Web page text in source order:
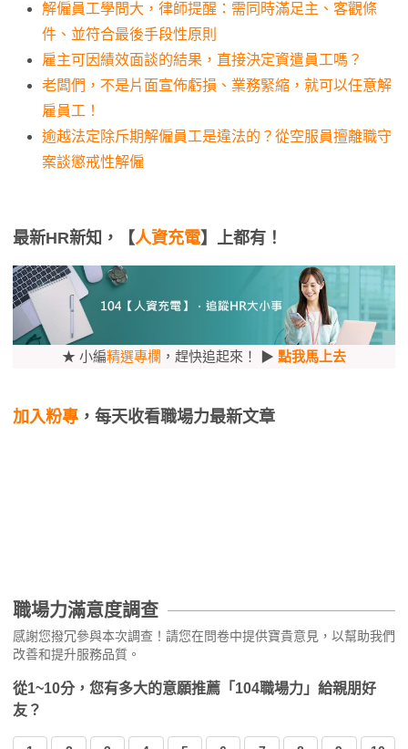
解僱員工學問大，律師提醒：需同時滿足主、客觀條
件、並符合最後手段性原則
雇主可因績效面談的結果，直接決定資遣員工嗎？
老闆們，不是片面宣佈虧損、業務緊縮，就可以任意解
雇員工！
逾越法定除斥期解僱員工是違法的？從空服員擅離職守
案談懲戒性解僱
最新HR新知，【人資充電】上都有！
★ 小編精選專欄 ，趕快追起來！ ▶ 點我馬上去
加入粉專 ，每天收看職場力最新文章
職場力滿意度調查
感謝您撥冗參與本次調查！請您在問卷中提供寶貴意見，以幫助我們
改善和提升服務品質。
從1~10分，您有多大的意願推薦「104職場力」給親朋好
友？